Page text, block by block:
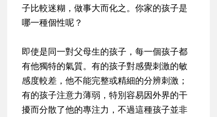
子比較迷糊，做事大而化之。你家的孩子是
哪一種個性呢？
即使是同一對父母生的孩子，每一個孩子都
有他獨特的氣質。有的孩子對感覺刺激的敏
感度較差，他不能完整或精細的分辨刺激；
有的孩子注意力薄弱，特別容易因外界的干
擾而分散了他的專注力，不過這種孩子並非